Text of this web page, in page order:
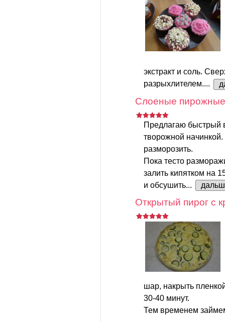
экстракт и соль.
разрыхлителем....
Слоеные
Предлагаю быстрый
творожной
разморозить.
Пока тесто
залить кипятком на
и обсушить...
Открытый пирог с
шар, накрыть
30-40 минут.
Тем временем